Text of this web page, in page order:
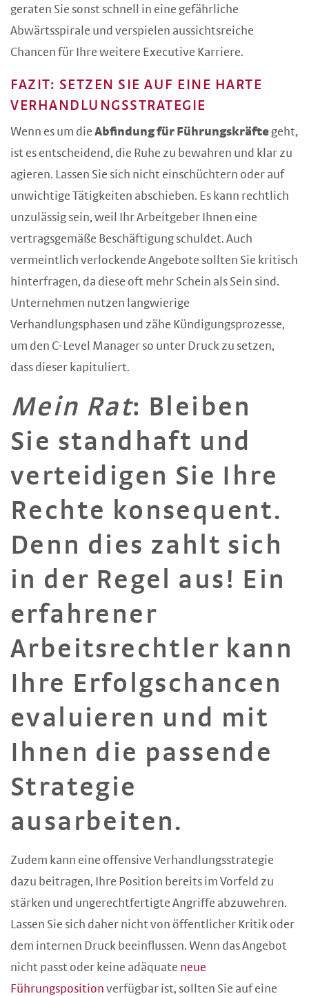
geraten Sie sonst schnell in eine gefährliche
Abwärtsspirale und verspielen aussichtsreiche
Chancen für Ihre weitere Executive Karriere.
FAZIT: SETZEN SIE AUF EINE HARTE
VERHANDLUNGSSTRATEGIE
Wenn es um die Abfindung für Führungskräfte geht,
ist es entscheidend, die Ruhe zu bewahren und klar zu
agieren. Lassen Sie sich nicht einschüchtern oder auf
unwichtige Tätigkeiten abschieben. Es kann rechtlich
unzulässig sein, weil Ihr Arbeitgeber Ihnen eine
vertragsgemäße Beschäftigung schuldet. Auch
vermeintlich verlockende Angebote sollten Sie kritisch
hinterfragen, da diese oft mehr Schein als Sein sind.
Unternehmen nutzen langwierige
Verhandlungsphasen und zähe Kündigungsprozesse,
um den C-Level Manager so unter Druck zu setzen,
dass dieser kapituliert.
Mein Rat: Bleiben
Sie standhaft und
verteidigen Sie Ihre
Rechte konsequent.
Denn dies zahlt sich
in der Regel aus! Ein
erfahrener
Arbeitsrechtler kann
Ihre Erfolgschancen
evaluieren und mit
Ihnen die passende
Strategie
ausarbeiten.
Zudem kann eine offensive Verhandlungsstrategie
dazu beitragen, Ihre Position bereits im Vorfeld zu
stärken und ungerechtfertigte Angriffe abzuwehren.
Lassen Sie sich daher nicht von öffentlicher Kritik oder
dem internen Druck beeinflussen. Wenn das Angebot
nicht passt oder keine adäquate neue
Führungsposition verfügbar ist, sollten Sie auf eine